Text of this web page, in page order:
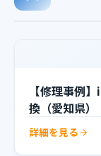
【修理事例
換（愛知県）
詳細を見る